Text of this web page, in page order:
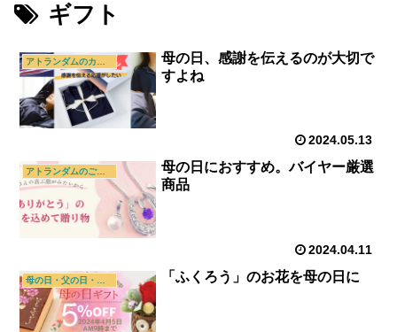
ギフト
母の日、感謝を伝えるのが大切で
すよね
2024.05.13
アトランダムのご紹介
母の日におすすめ。バイヤー厳選
商品
2024.04.11
母の日・父の日・敬老の日 「ふくろう」のお花を母の日に